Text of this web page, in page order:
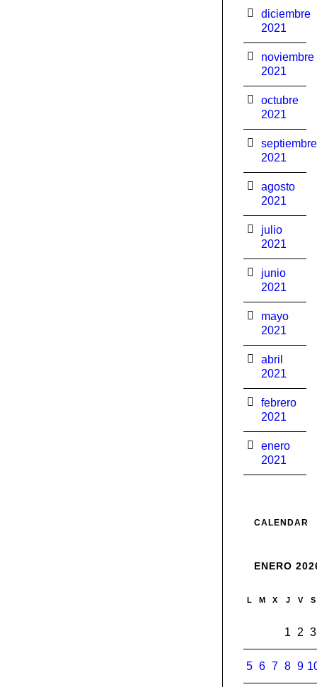
diciembre
2021
noviembre
2021
octubre
2021
septiembre
2021
agosto
2021
julio
2021
junio
2021
mayo
2021
abril
2021
febrero
2021
enero
2021
CALENDAR
ENERO
L M X J V S
1 2 3
5 6 7 8 9